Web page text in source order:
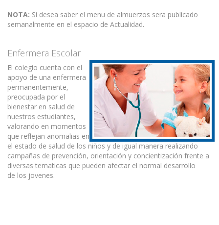
NOTA: Si desea saber el menu de almuerzos sera publicado
semanalmente en el espacio de Actualidad.
Enfermera Escolar
El colegio cuenta con el
apoyo de una enfermera
permanentemente,
preocupada por el
bienestar en salud de
nuestros estudiantes,
valorando en momentos
que reflejan anomalias en
el estado de salud de los niños y de igual manera realizando
campañas de prevención, orientación y concientización frente a
diversas tematicas que pueden afectar el normal desarrollo
de los jovenes.